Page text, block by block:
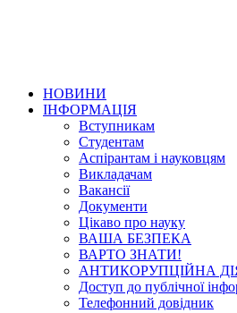
НОВИНИ
ІНФОРМАЦІЯ
Вступникам
Студентам
Аспірантам і науковцям
Викладачам
Вакансії
Документи
Цікаво про науку
ВАША БЕЗПЕКА
ВАРТО ЗНАТИ!
АНТИКОРУПЦІЙНА
Доступ до публічної
Телефонний довідник